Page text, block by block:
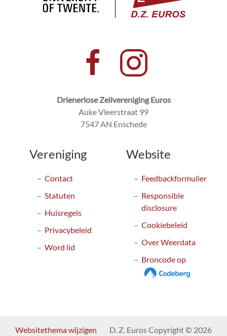
Drienerlose Zeilvereniging Euros
Auke Vleerstraat 99
7547 AN Enschede
Vereniging
Contact
Statuten
Huisregels
Privacybeleid
Word lid
Website
Feedbackformulier
Responsible
disclosure
Cookiebeleid
Over Weerdata
Broncode op
Websitethema wijzigen D. Z. Euros Copyright © 2026